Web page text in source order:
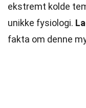
ekstremt kolde
unikke fysiologi.
fakta om denne